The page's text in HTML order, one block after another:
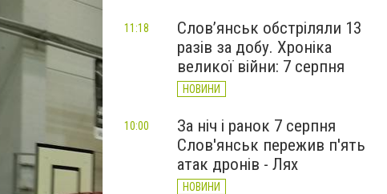
Слов’янськ обстріляли 13
разів за добу. Хроніка
великої війни: 7 серпня
НОВИНИ
11:18
За ніч і ранок 7 серпня
Слов'янськ пережив п'ять
атак дронів - Лях
НОВИНИ
10:00